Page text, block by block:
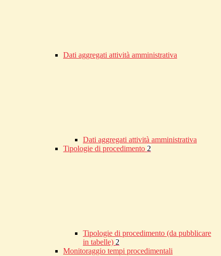
Dati aggregati attività amministrativa
Dati aggregati attività amministrativa
Tipologie di procedimento 2
Tipologie di procedimento (da pubblicare
in tabelle) 2
Monitoraggio tempi procedimentali